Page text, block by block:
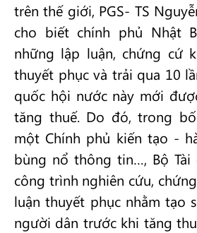
trên thế giới, PGS- TS
cho biết chính phủ Nhật
những lập luận, chứng cứ
thuyết phục và trải qua 10
quốc hội nước này mới
tăng thuế. Do đó, trong
một Chính phủ kiến tạo -
bùng nổ thông tin…, Bộ Tài
công trình nghiên cứu,
luận thuyết phục nhằm tạo
người dân trước khi tăng